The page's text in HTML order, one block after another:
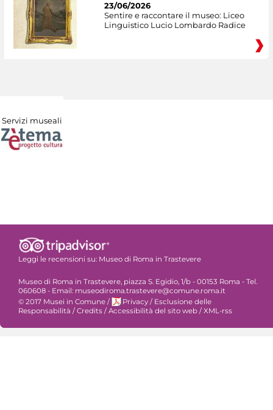
23/06/2026
Sentire e raccontare il museo: Liceo
Linguistico Lucio Lombardo Radice
Servizi museali
Leggi le recensioni su: Museo di Roma in Trastevere
Museo di Roma in Trastevere, piazza S. Egidio, 1/b - 00153 Roma - Tel.
060608 - Email: museodiroma.trastevere@comune.roma.it
© 2017 Musei in Comune / Privacy / Esclusione delle
Responsabilità / Credits / Accessibilità del sito web / XML-rss